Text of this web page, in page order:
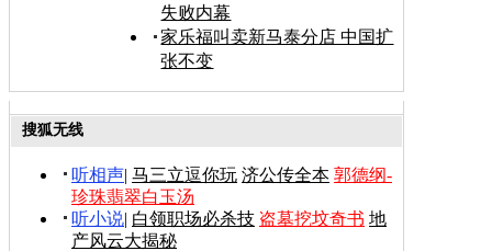
失败内幕
家乐福叫卖新马泰分店 中国扩
张不变
搜狐无线
听相声| 马三立逗你玩 济公传全本 郭德纲-
珍珠翡翠白玉汤
听小说| 白领职场必杀技 盗墓挖坟奇书 地
产风云大揭秘